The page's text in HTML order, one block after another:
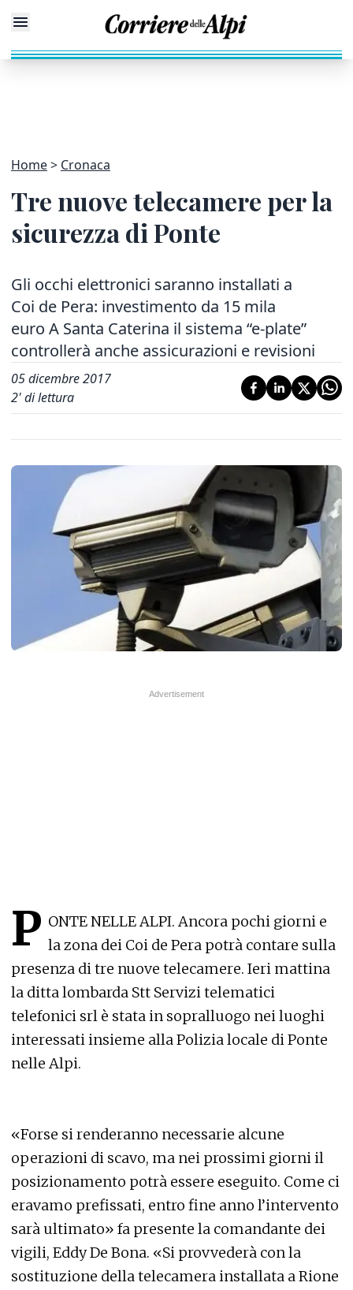
Home Cronaca
Tre nuove telecamere per la
sicurezza di Ponte
Gli occhi elettronici saranno installati a
Coi de Pera: investimento da 15 mila
euro A Santa Caterina il sistema “e-plate”
controllerà anche assicurazioni e revisioni
05 dicembre 2017
2' di lettura
P ONTE NELLE ALPI. Ancora pochi giorni e
la zona dei Coi de Pera potrà contare sulla
presenza di tre nuove telecamere. Ieri mattina
la ditta lombarda Stt Servizi telematici
telefonici srl è stata in sopralluogo nei luoghi
interessati insieme alla Polizia locale di Ponte
nelle Alpi.
«Forse si renderanno necessarie alcune
operazioni di scavo, ma nei prossimi giorni il
posizionamento potrà essere eseguito. Come ci
eravamo prefissati, entro fine anno l’intervento
sarà ultimato» fa presente la comandante dei
vigili, Eddy De Bona. «Si provvederà con la
sostituzione della telecamera installata a Rione